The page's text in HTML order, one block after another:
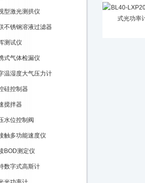
型激光测拱仪
不锈钢溶液过滤器
测试仪
式气体检漏仪
温湿度大气压力计
硅控制器
搅拌器
水位控制阀
触多功能速度仪
BOD测定仪
数字式高斯计